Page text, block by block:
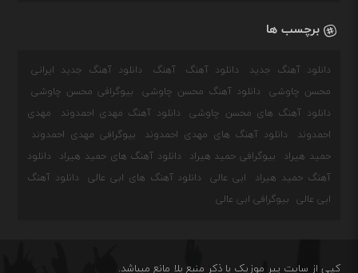
برچسب ها
دانلود آهنگ جدید دانلود آهنگ آهنگ
دانلود آهنگ جدید ایرانی
محسن چاوشی
دانلود آهنگ محسن چاوشی
بیوگرافی محسن چاوشی
دانلود آهنگ های محسن چاوشی
دانلود آهنگ مهدی احمدوند
مهدی
احمدوند
دانلود آهنگ های مهدی احمدوند
بیوگرافی مهدی احمدوند
حمید هیراد
بیوگرافی حمید هیراد دانلود آهنگ های حمید هیراد
دانلود
آهنگ حمید هیراد
ابی عالی دانلود آهنگ های ابی عالی
دانلود آهنگ
ابی عالی
بیوگرافی ابی عالی
کپی از سایت پیر موزیک با ذکر منبع بلا مانع میباشد.